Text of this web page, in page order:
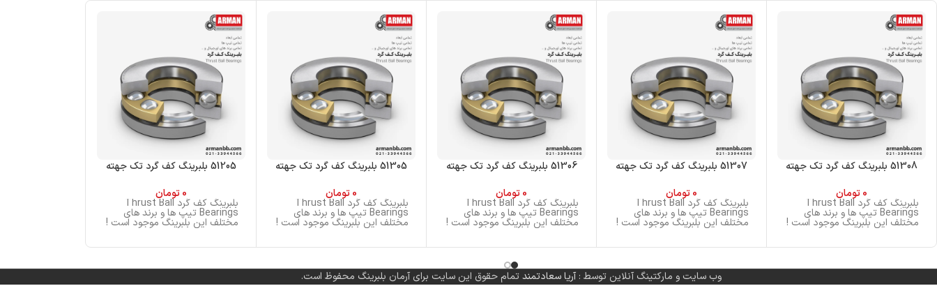
51308 بلبرینگ کف گرد تک جهته
0تومان
بلبرینگ کف گرد Thrust Ball
Bearings تیپ ها و برند های
مختلف این بلبرینگ موجود است !
51307 بلبرینگ کف گرد تک جهته
0تومان
بلبرینگ کف گرد Thrust Ball
Bearings تیپ ها و برند های
مختلف این بلبرینگ موجود است !
51306 بلبرینگ کف گرد تک جهته
0تومان
بلبرینگ کف گرد Thrust Ball
Bearings تیپ ها و برند های
مختلف این بلبرینگ موجود است !
51305 بلبرینگ کف گرد تک جهته
0تومان
بلبرینگ کف گرد Thrust Ball
Bearings تیپ ها و برند های
مختلف این بلبرینگ موجود است !
51205 بلبرینگ کف گرد تک جهته
0تومان
بلبرینگ کف گرد Thrust Ball
Bearings تیپ ها و برند های
مختلف این بلبرینگ موجود است !
وب سایت و مارکتینگ آنلاین توسط :آریا سعادتمندتمام حقوق این سایت برای آرمان بلبرینگ محفوظ است.